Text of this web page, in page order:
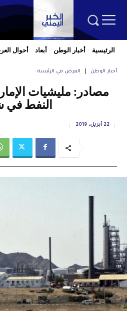
الرئيسية أخبار الوطن أبعاد أحوال
أخبار الوطن العرض في الرئيسة
مصادر: مليشيات
النفط في
22 أبريل، 2019